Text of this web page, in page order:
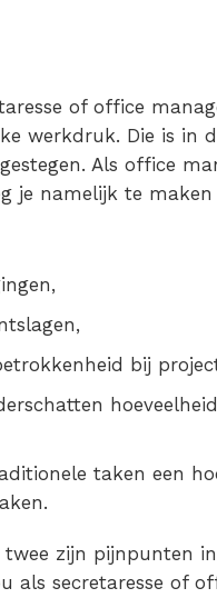
of office
werkdruk. Die is in
Als office
je namelijk te
bij
taken een
twee zijn pijnpunten
als secretaresse of